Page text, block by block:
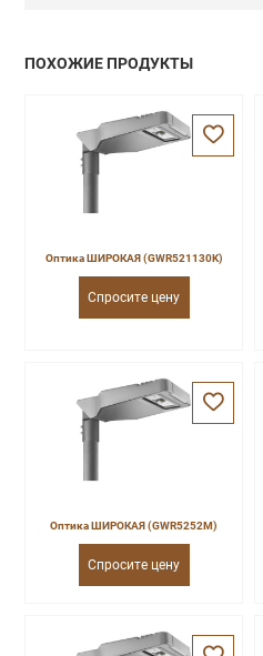
ПОХОЖИЕ ПРОДУКТЫ
Оптика ШИРОКАЯ (GWR521130K)
Спросите цену
Оптика ШИРОКАЯ (GWR5252M)
Спросите цену